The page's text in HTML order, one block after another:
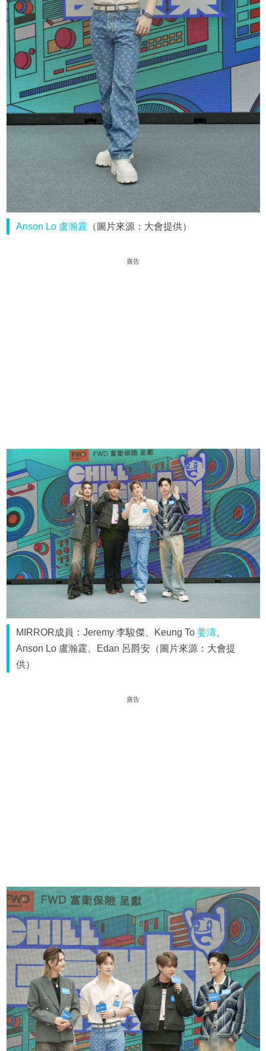
Anson Lo 盧瀚霆 （圖片來源：大會提供）
廣告
MIRROR成員：Jeremy 李駿傑、Keung To姜濤
Anson Lo 盧瀚霆、Edan 呂爵安（圖片來源：大會提
供）
廣告